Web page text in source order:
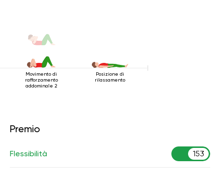
Movimento di
rafforzamento
addominale 2
Posizione di
rilassamento
Premio
Flessibilità 153